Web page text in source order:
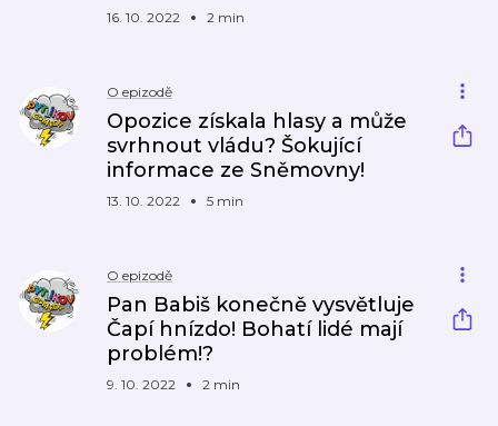
16. 10. 2022 2 min
O epizodě
Opozice získala hlasy a může
svrhnout vládu? Šokující
informace ze Sněmovny!
13. 10. 2022 5 min
O epizodě
Pan Babiš konečně vysvětluje
Čapí hnízdo! Bohatí lidé mají
problém!?
9. 10. 2022 2 min